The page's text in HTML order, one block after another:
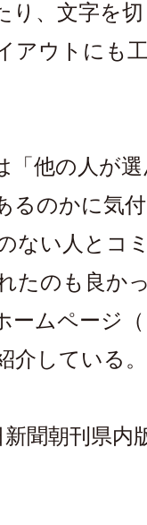
り、文字を
アウトにも
他の人が
るのかに気
ない人とコ
たのも良か
ームページ
介している。
聞朝刊県内